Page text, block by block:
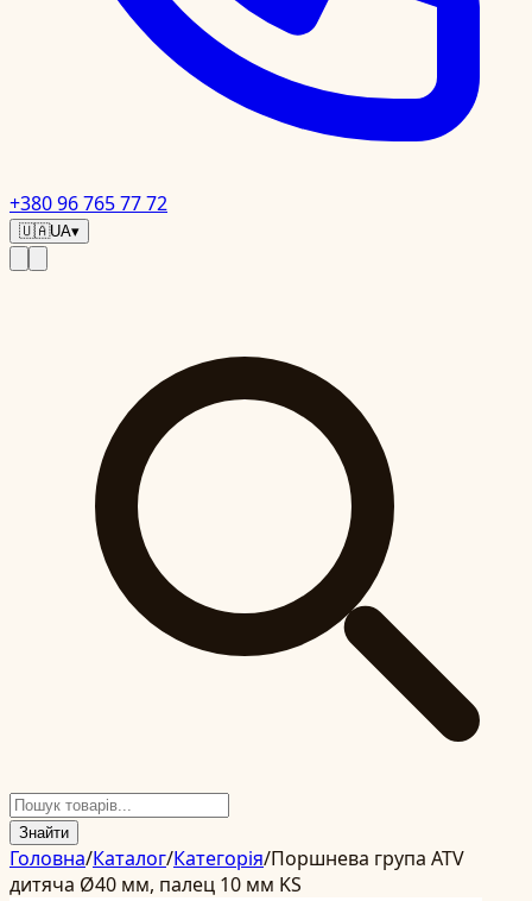
+380 96 765 77 72
🇺🇦UA▾
Знайти
Головна/Каталог/Категорія/Поршнева група ATV
дитяча Ø40 мм, палец 10 мм KS